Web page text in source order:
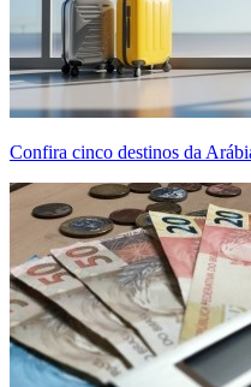
Confira cinco destinos da